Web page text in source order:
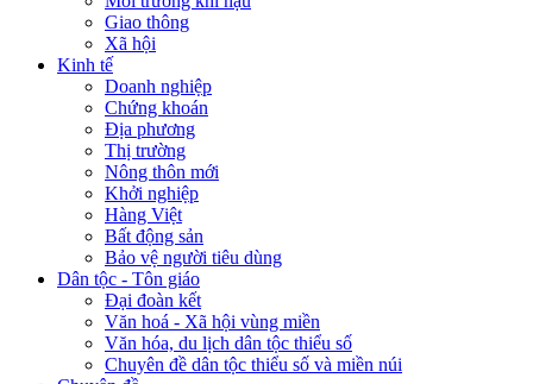
Giao thông
Xã hội
Kinh tế
Doanh nghiệp
Chứng khoán
Địa phương
Thị trường
Nông thôn mới
Khởi nghiệp
Hàng Việt
Bất động sản
Bảo vệ người tiêu dùng
Dân tộc - Tôn giáo
Đại đoàn kết
Văn hoá - Xã hội vùng miền
Văn hóa, du lịch dân tộc thiểu số
Chuyên đề dân tộc thiểu số và miền núi